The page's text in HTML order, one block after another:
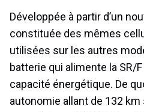
Développée à partir d’un
constituée des mêmes
utilisées sur les autres
batterie qui alimente la SR/
capacité énergétique. De
autonomie allant de 132